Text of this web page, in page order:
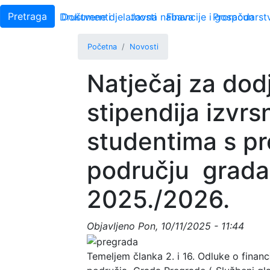
Pretraga
Uprava linkovi
Dokumenti Javna nabava Proračun
Main navigation
O Pregradi Društvene djelatnosti Financije i
Početna Novosti
Natječaj za
stipendija
studentima s
području
2025./2026.
Objavljeno Pon, 10/11/2025 - 11:44
Temeljem članka 2. i 16. Odluke o